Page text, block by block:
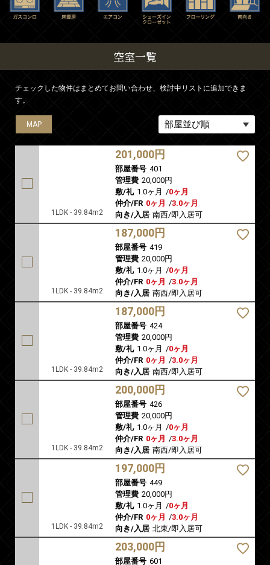
空室一覧
チェックした物件はまとめてお問い合わせ、検討中リストに追加できま
す。
MAP
1LDK - 39.84m2
201,000円
部屋番号 401
管理費 20,000円
敷/礼 1.0ヶ月 /0ヶ月
仲介/FR 0ヶ月 /3.0ヶ月
向き/入居 南西/即入居可
MAP
1LDK - 39.84m2
187,000円
部屋番号 419
管理費 20,000円
敷/礼 1.0ヶ月 /0ヶ月
仲介/FR 0ヶ月 /3.0ヶ月
向き/入居 南西/即入居可
MAP
1LDK - 39.84m2
187,000円
部屋番号 424
管理費 20,000円
敷/礼 1.0ヶ月 /0ヶ月
仲介/FR 0ヶ月 /3.0ヶ月
向き/入居 南西/即入居可
MAP
1LDK - 39.84m2
200,000円
部屋番号 426
管理費 20,000円
敷/礼 1.0ヶ月 /0ヶ月
仲介/FR 0ヶ月 /3.0ヶ月
向き/入居 南西/即入居可
MAP
1LDK - 39.84m2
197,000円
部屋番号 449
管理費 20,000円
敷/礼 1.0ヶ月 /0ヶ月
仲介/FR 0ヶ月 /3.0ヶ月
向き/入居 北東/即入居可
MAP
203,000円
部屋番号 601
MAP
MAP
MAP
MAP
MAP
MAP
MAP
MAP
MAP
MAP
MAP
MAP
MAP
MAP
MAP
MAP
MAP
MAP
MAP
MAP
MAP
MAP
MAP
MAP
MAP
MAP
MAP
MAP
MAP
MAP
MAP
MAP
MAP
MAP
MAP
MAP
MAP
MAP
MAP
MAP
MAP
MAP
MAP
MAP
MAP
MAP
MAP
MAP
MAP
MAP
MAP
MAP
MAP
MAP
MAP
MAP
MAP
MAP
MAP
MAP
MAP
MAP
MAP
MAP
MAP
MAP
MAP